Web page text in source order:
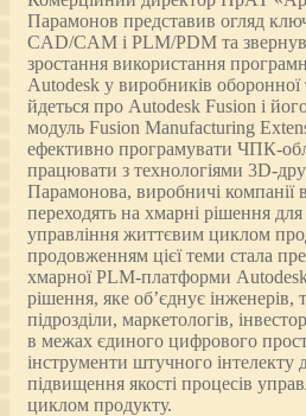
Парамонов представив огляд
CAD/CAM і PLM/PDM та звернув
зростання використання
Autodesk у виробників оборонної
йдеться про Autodesk Fusion і
модуль Fusion Manufacturing
ефективно програмувати ЧПК-
працювати з технологіями 3D-
Парамонова, виробничі компанії
переходять на хмарні рішення для
управління життєвим циклом
продовженням цієї теми стала
хмарної PLM-платформи
рішення, яке об’єднує інженерів,
підрозділи, маркетологів,
в межах єдиного цифрового
інструменти штучного інтелекту
підвищення якості процесів
циклом продукту.